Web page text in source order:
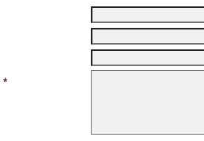
*